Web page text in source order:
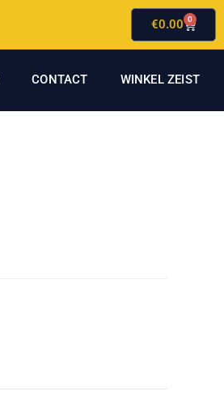
€0.00 0
CONTACT WINKEL ZEIST